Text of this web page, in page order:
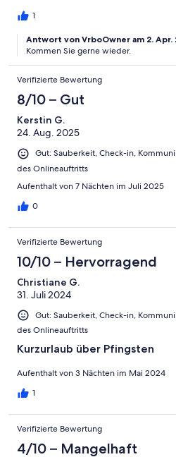
1
Antwort von VrboOwner am 2. Apr.
Kommen Sie gerne wieder.
Verifizierte Bewertung
8/10 – Gut
Kerstin G.
24. Aug. 2025
Gut: Sauberkeit, Check-in,
des Onlineauftritts
Aufenthalt von 7 Nächten im Juli 2025
0
Verifizierte Bewertung
10/10 – Hervorragend
Christiane G.
31. Juli 2024
Gut: Sauberkeit, Check-in,
des Onlineauftritts
Kurzurlaub über Pfingsten
Aufenthalt von 3 Nächten im Mai 2024
1
Verifizierte Bewertung
4/10 – Mangelhaft